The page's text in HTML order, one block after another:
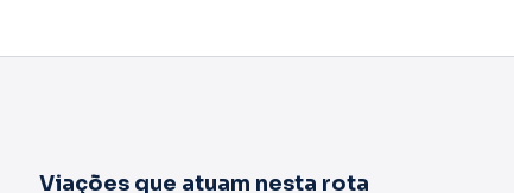
Viações que atuam nesta rota